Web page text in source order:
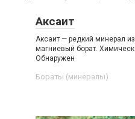
Аксаит
Аксаит — редкий минерал
магниевый борат.
Обнаружен
Бораты (минералы)‎